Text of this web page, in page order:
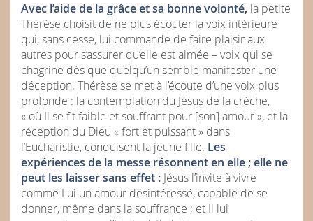
Avec l’aide de la grâce et sa bonne volonté, la petite
Thérèse choisit de ne plus écouter la voix intérieure
qui, sans cesse, lui commande de faire plaisir aux
autres pour s’assurer qu’elle est aimée – voix qui se
chagrine dès que quelqu’un semble manifester une
déception. Thérèse se met à l’écoute d’une voix plus
profonde : la contemplation du Jésus de la crèche,
« où Il se fit faible et souffrant pour [son] amour », et la
réception du Dieu « fort et puissant » dans
l’Eucharistie, conduisent la jeune fille. Les
expériences de la messe résonnent en elle ; elle ne
peut les laisser sans effet : Jésus l’invite à vivre
comme Lui un amour désintéressé, capable de se
donner, même dans la souffrance ; et Il lui